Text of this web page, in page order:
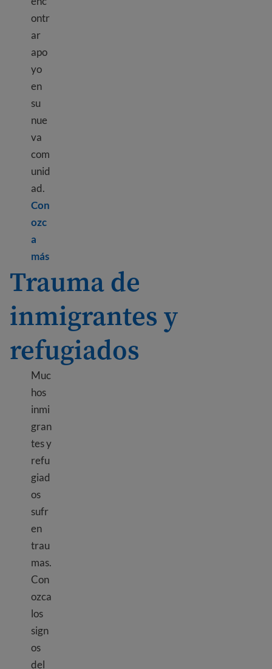
ontr
ar
apo
yo
en
su
nue
va
com
unid
ad.
Con
ozc
a
másLearn more about Culture shock
Trauma de
inmigrantes y
refugiados
Muc
hos
inmi
gran
tes y
refu
giad
os
sufr
en
trau
mas.
Con
ozca
los
sign
os
del